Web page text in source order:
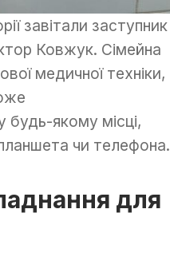
завітали заступник
Ковжук. Сімейна
медичної техніки,
якому місці,
чи телефона.
для